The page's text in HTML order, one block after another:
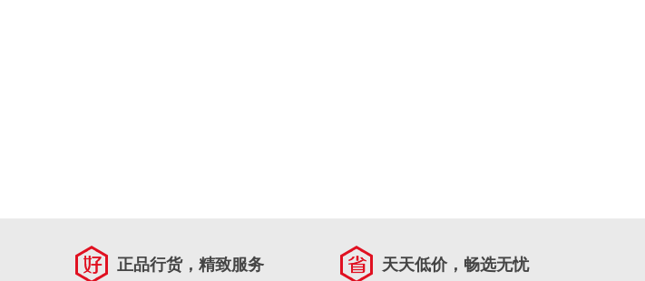
正品行货，精致服务 天天低价，畅选无忧